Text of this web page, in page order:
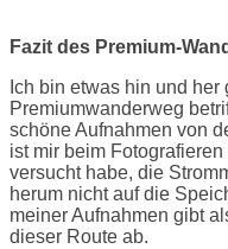
Fazit des Premium-
Ich bin etwas hin und
Premiumwanderweg
schöne Aufnahmen von
ist mir beim
versucht habe, die
herum nicht auf die
meiner Aufnahmen gibt
dieser Route ab.